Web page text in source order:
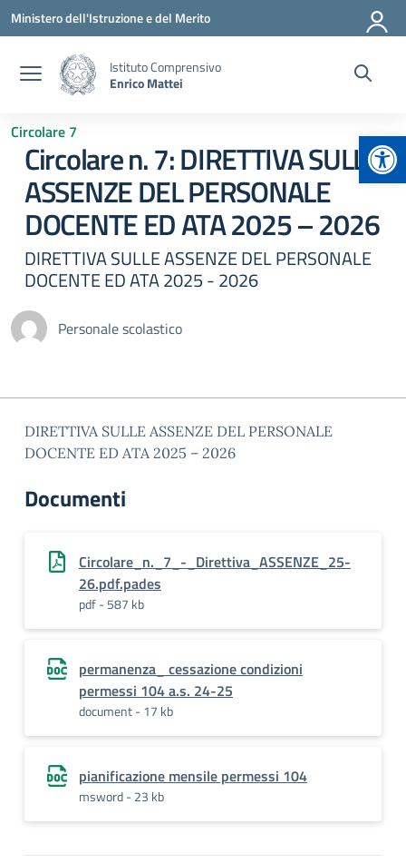
Vai ai contenuti
Vai al menu di navigazione
Vai al footer
Ministero dell'Istruzione e del Merito
Istituto Comprensivo
Enrico Mattei
Circolare 7
Circolare n. 7: DIRETTIVA SULLE
ASSENZE DEL PERSONALE
DOCENTE ED ATA 2025 – 2026
DIRETTIVA SULLE ASSENZE DEL PERSONALE
DOCENTE ED ATA 2025 - 2026
Personale scolastico
DIRETTIVA SULLE ASSENZE DEL PERSONALE
DOCENTE ED ATA 2025 – 2026
Documenti
Circolare_n._7_-_Direttiva_ASSENZE_25-
26.pdf.pades
pdf - 587 kb
permanenza_ cessazione condizioni
permessi 104 a.s. 24-25
document - 17 kb
pianificazione mensile permessi 104
msword - 23 kb